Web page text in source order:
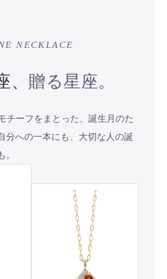
NECKLACE
、 贈る星座。
チーフをまとった、誕生月のた
分への一本にも、大切な人の誕